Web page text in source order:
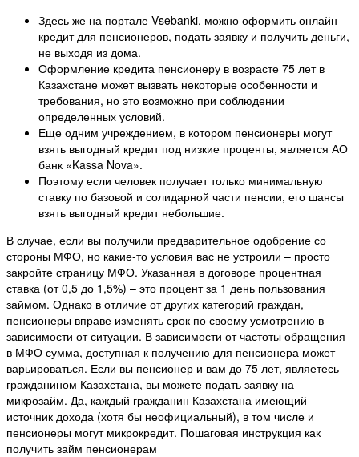
Здесь же на портале Vsebanki, можно оформить онлайн
кредит для пенсионеров, подать заявку и получить деньги,
не выходя из дома.
Оформление кредита пенсионеру в возрасте 75 лет в
Казахстане может вызвать некоторые особенности и
требования, но это возможно при соблюдении
определенных условий.
Еще одним учреждением, в котором пенсионеры могут
взять выгодный кредит под низкие проценты, является АО
банк «Kassa Nova».
Поэтому если человек получает только минимальную
ставку по базовой и солидарной части пенсии, его шансы
взять выгодный кредит небольшие.
В случае, если вы получили предварительное одобрение со
стороны МФО, но какие-то условия вас не устроили – просто
закройте страницу МФО. Указанная в договоре процентная
ставка (от 0,5 до 1,5%) – это процент за 1 день пользования
займом. Однако в отличие от других категорий граждан,
пенсионеры вправе изменять срок по своему усмотрению в
зависимости от ситуации. В зависимости от частоты обращения
в МФО сумма, доступная к получению для пенсионера может
варьироваться. Если вы пенсионер и вам до 75 лет, являетесь
гражданином Казахстана, вы можете подать заявку на
микрозайм. Да, каждый гражданин Казахстана имеющий
источник дохода (хотя бы неофициальный), в том числе и
пенсионеры могут микрокредит. Пошаговая инструкция как
получить займ пенсионерам